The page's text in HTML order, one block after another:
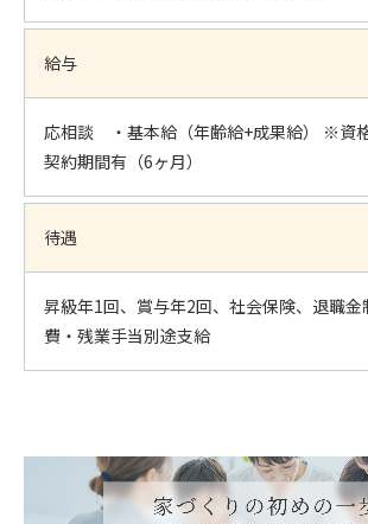
給与
応相談 ・基本給（年齢給+成果給） ※資
契約期間有（6ヶ月）
待遇
昇級年1回、賞与年2回、社会保険、退職金
費・残業手当別途支給